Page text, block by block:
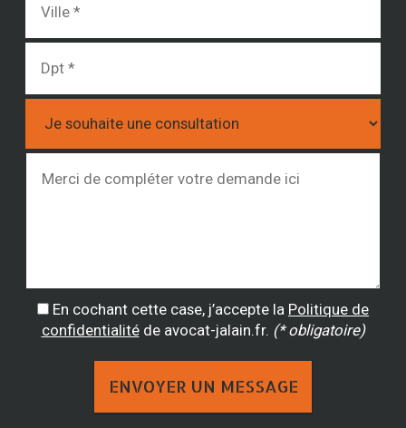
En cochant cette case, j’accepte la Politique de
confidentialitéde avocat-jalain.fr. (* obligatoire)